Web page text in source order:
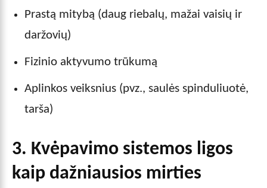
Prastą mitybą (daug riebalų, mažai vaisių ir
daržovių)
Fizinio aktyvumo trūkumą
Aplinkos veiksnius (pvz., saulės spinduliuotė,
tarša)
3. Kvėpavimo sistemos ligos
kaip dažniausios mirties